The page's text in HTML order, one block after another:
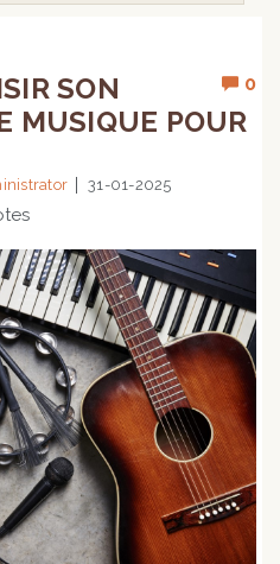
0
SON
MUSIQUE POUR
31-01-2025